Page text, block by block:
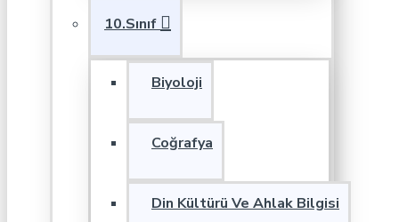
10.Sınıf
Biyoloji
Coğrafya
Din Kültürü Ve Ahlak Bilgisi